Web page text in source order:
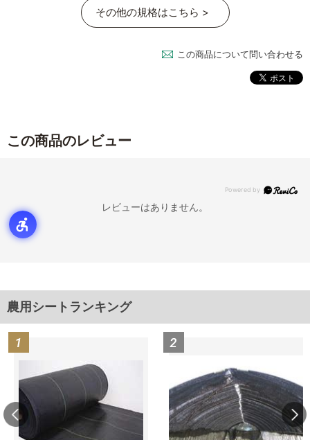
その他の規格はこちら >
この商品について問い合わせる
この商品のレビュー
レビューはありません。
農用シートランキング